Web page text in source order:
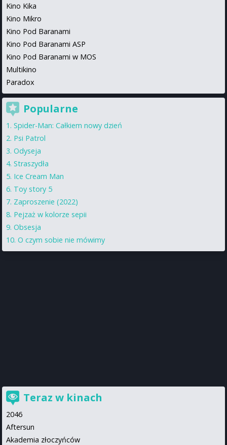
Kino Kika
Kino Mikro
Kino Pod Baranami
Kino Pod Baranami ASP
Kino Pod Baranami w MOS
Multikino
Paradox
Popularne
Spider-Man: Całkiem nowy dzień
Psi Patrol
Odyseja
Straszydła
Ice Cream Man
Toy story 5
Zaproszenie (2022)
Pejzaż w kolorze sepii
Obsesja
O czym sobie nie mówimy
Teraz w kinach
2046
Aftersun
Akademia złoczyńców